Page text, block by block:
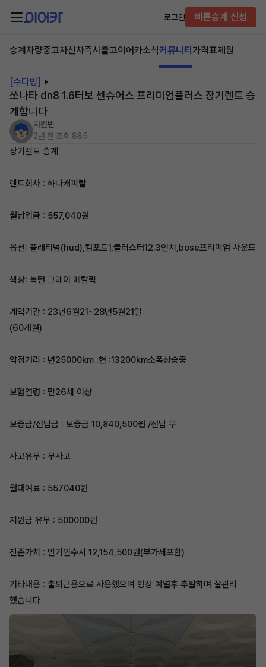
로그인 빠른승계 신청
승계차량중고차신차즉시출고이어카소식커뮤니티 가격표제원
[수다방]
쏘나타 dn8 1.6터보 센슈어스 프리미엄플러스 장기렌트 승
계합니다
차원빈
2년 전 조회 885
장기렌트 승계
렌트회사 : 하나캐피탈
월납입금 : 557,040원
옵션: 플래티넘(hud),컴포트1,클러스터12.3인치,bose프리미엄 사운드
색상: 녹턴 그레이 메탈릭
계약기간 : 23년6월21~28년5월21일
(60개월)
약정거리 : 년25000km :현 :13200km소폭상승중
보험연령 : 만26세 이상
보증금/선납금 : 보증금 10,840,500원 /선납 무
사고유무 : 무사고
월대여료 : 557040원
지원금 유무 : 500000원
잔존가치 : 만기인수시 12,154,500원(부가세포함)
기타내용 : 출퇴근용으로 사용했으며 항상 예열후 추발하며 잘관리
했습니다